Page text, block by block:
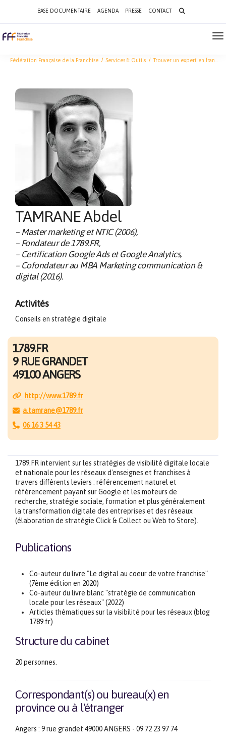
BASE DOCUMENTAIRE AGENDA PRESSE CONTACT
Search
for:
Fédération Française de la Franchise Services & Outils Trouver un expert en franchise
TAMRANE Abdel
– Master marketing et NTIC (2006),
– Fondateur de 1789.FR,
– Certification Google Ads et Google Analytics,
– Cofondateur au MBA Marketing communication &
digital (2016).
Activités
Conseils en stratégie digitale
1789.FR
9 RUE GRANDET
49100 ANGERS
http://www.1789.fr
a.tamrane@1789.fr
06 16 3 54 43
1789.FR intervient sur les stratégies de visibilité digitale locale
et nationale pour les réseaux d'enseignes et franchises à
travers différents leviers : référencement naturel et
référencement payant sur Google et les moteurs de
recherche, stratégie sociale, formation et plus généralement
la transformation digitale des entreprises et des réseaux
(élaboration de stratégie Click & Collect ou Web to Store).
Publications
Co-auteur du livre "Le digital au coeur de votre franchise"
(7ème édition en 2020)
Co-auteur du livre blanc "stratégie de communication
locale pour les réseaux" (2022)
Articles thématiques sur la visibilité pour les réseaux (blog
1789.fr)
Structure du cabinet
20 personnes.
Correspondant(s) ou bureau(x) en
province ou à l'étranger
Angers : 9 rue grandet 49000 ANGERS - 09 72 23 97 74